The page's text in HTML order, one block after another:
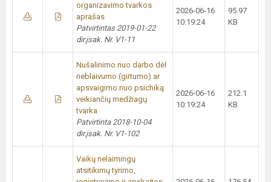
organizavimo tvarkos
aprašas
Patvirtintas 2019-01-22
dir.įsak. Nr. V1-11
2026-06-16
10:19:24
95.97
KB
Nušalinimo nuo darbo dėl
neblaivumo (girtumo) ar
apsvaigimo nuo psichiką
veikiančių medžiagų
tvarka
Patvirtinta 2018-10-04
dir.įsak. Nr. V1-102
2026-06-16
10:19:24
212.1
KB
Vaikų nelaimingų
atsitikimų tyrimo,